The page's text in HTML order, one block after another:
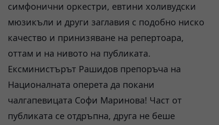
симфонични оркестри, евтини холивудски
мюзикъли и други заглавия с подобно ниско
качество и принизяване на репертоара,
оттам и на нивото на публиката.
Ексминистърът Рашидов препоръча на
Националната оперета да покани
чалгапевицата Софи Маринова! Част от
публиката се отдръпна, друга не беше